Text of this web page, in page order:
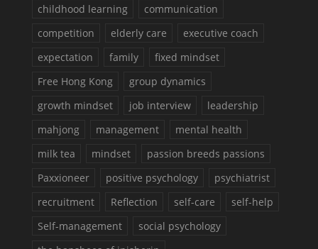
childhood learning
communication
competition
elderly care
executive coach
expectation
family
fixed mindset
Free Hong Kong
group dynamics
growth mindset
job interview
leadership
mahjong
management
mental health
milk tea
mindset
passion breeds passions
Paxxioneer
positive psychology
psychiatrist
recruitment
Reflection self-care
self-help
Self-management
social psychology